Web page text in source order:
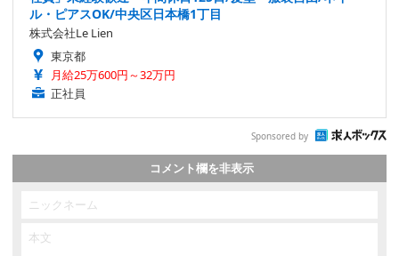
ル・ピアスOK/中央区日本橋1丁目
株式会社Le Lien
東京都
月給25万600円～32万円
正社員
Sponsored by
コメント欄を非表示